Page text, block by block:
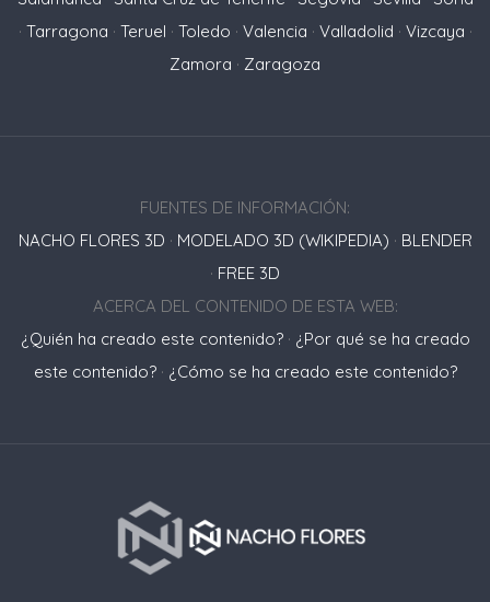
· Tarragona · Teruel · Toledo · Valencia · Valladolid · Vizcaya ·
Zamora · Zaragoza
FUENTES DE INFORMACIÓN:
NACHO FLORES 3D · MODELADO 3D (WIKIPEDIA) · BLENDER
· FREE 3D
ACERCA DEL CONTENIDO DE ESTA WEB:
¿Quién ha creado este contenido?· ¿Por qué se ha creado
este contenido?· ¿Cómo se ha creado este contenido?